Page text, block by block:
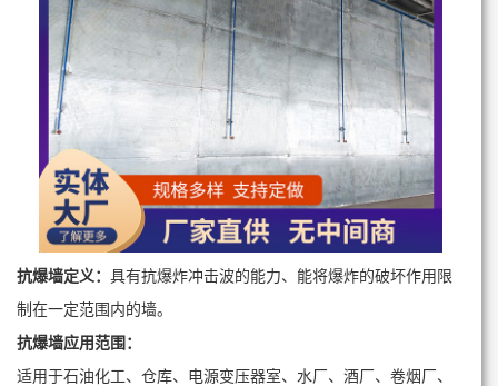
抗爆墙定义： 具有抗爆炸冲击波的能力、能将爆炸的破坏作用限
制在一定范围内的墙。
抗爆墙应用范围：
适用于石油化工、仓库、电源变压器室、水厂、酒厂、卷烟厂、